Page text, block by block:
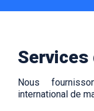
Nous
international de